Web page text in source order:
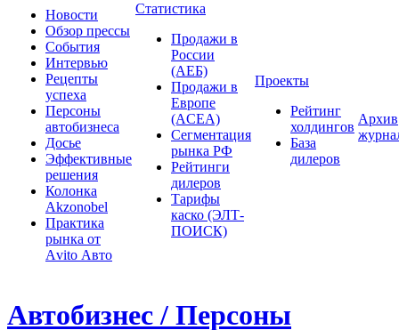
Новости
Обзор прессы
События
Интервью
Рецепты
успеха
Персоны
автобизнеса
Досье
Эффективные
решения
Колонка
Akzonobel
Практика
рынка от
Аvito Авто
Статистика
Продажи в
России
(АЕБ)
Продажи в
Европе
(ACEA)
Сегментация
рынка РФ
Рейтинги
дилеров
Тарифы
каско (ЭЛТ-
ПОИСК)
Проекты
Рейтинг
холдингов
База
дилеров
Архив
Автобизнес / Персоны